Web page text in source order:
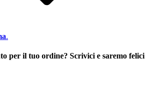
.
per il tuo ordine? Scrivici e saremo felici